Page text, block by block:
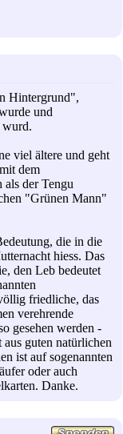
Hintergrund",
und
wurd.
viel ältere und geht
dem
als der Tengu
"Grünen Mann"
die in die
hiess. Das
den Leb bedeutet
friedliche, das
verehrende
gesehen werden -
guten natürlichen
ist auf sogenannten
oder auch
Danke.